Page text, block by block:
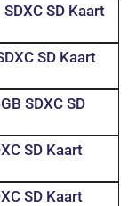
SD Kaart
SD Kaart
SDXC SD
SD Kaart
SD Kaart